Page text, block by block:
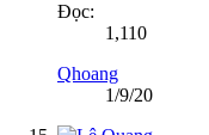
Đọc:
1,110
Qhoang
1/9/20